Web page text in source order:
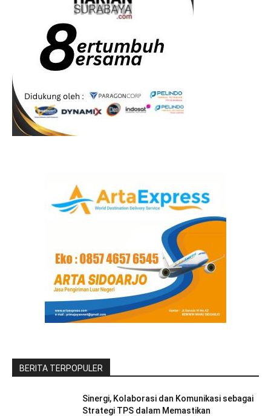
BERITA TERPOPULER
Sinergi, Kolaborasi dan Komunikasi sebagai
Strategi TPS dalam Memastikan